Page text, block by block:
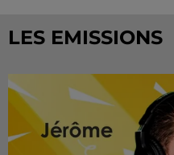
LES EMISSIONS